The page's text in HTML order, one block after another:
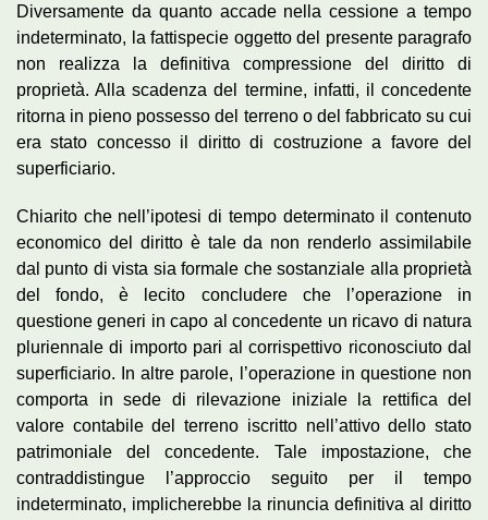
Diversamente da quanto accade nella cessione a tempo
indeterminato, la fattispecie oggetto del presente paragrafo
non realizza la definitiva compressione del diritto di
proprietà. Alla scadenza del termine, infatti, il concedente
ritorna in pieno possesso del terreno o del fabbricato su cui
era stato concesso il diritto di costruzione a favore del
superficiario.
Chiarito che nell’ipotesi di tempo determinato il contenuto
economico del diritto è tale da non renderlo assimilabile
dal punto di vista sia formale che sostanziale alla proprietà
del fondo, è lecito concludere che l’operazione in
questione generi in capo al concedente un ricavo di natura
pluriennale di importo pari al corrispettivo riconosciuto dal
superficiario. In altre parole, l’operazione in questione non
comporta in sede di rilevazione iniziale la rettifica del
valore contabile del terreno iscritto nell’attivo dello stato
patrimoniale del concedente. Tale impostazione, che
contraddistingue l’approccio seguito per il tempo
indeterminato, implicherebbe la rinuncia definitiva al diritto